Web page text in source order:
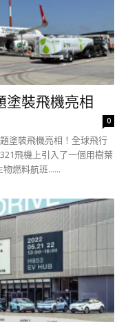
塗裝飛機亮相
0
塗裝飛機亮相！全球飛行
飛機上引入了一個用樹葉
燃料航班......